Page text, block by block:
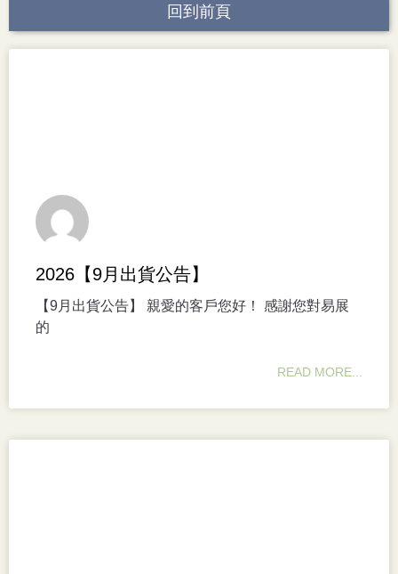
回到前頁
2026【9月出貨公告】
【9月出貨公告】 親愛的客戶您好！ 感謝您對易展
的
READ MORE...